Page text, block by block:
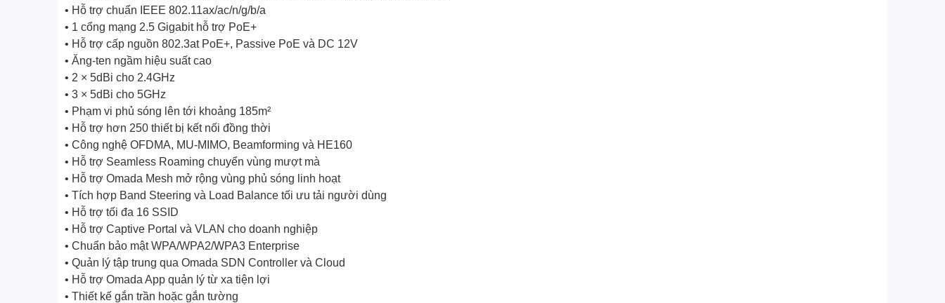
• Hỗ trợ chuẩn IEEE 802.11ax/ac/n/g/b/a
• 1 cổng mạng 2.5 Gigabit hỗ trợ PoE+
• Hỗ trợ cấp nguồn 802.3at PoE+, Passive PoE và DC 12V
• Ăng-ten ngầm hiệu suất cao
• 2 × 5dBi cho 2.4GHz
• 3 × 5dBi cho 5GHz
• Phạm vi phủ sóng lên tới khoảng 185m²
• Hỗ trợ hơn 250 thiết bị kết nối đồng thời
• Công nghệ OFDMA, MU-MIMO, Beamforming và HE160
• Hỗ trợ Seamless Roaming chuyển vùng mượt mà
• Hỗ trợ Omada Mesh mở rộng vùng phủ sóng linh hoạt
• Tích hợp Band Steering và Load Balance tối ưu tải người dùng
• Hỗ trợ tối đa 16 SSID
• Hỗ trợ Captive Portal và VLAN cho doanh nghiệp
• Chuẩn bảo mật WPA/WPA2/WPA3 Enterprise
• Quản lý tập trung qua Omada SDN Controller và Cloud
• Hỗ trợ Omada App quản lý từ xa tiện lợi
• Thiết kế gắn trần hoặc gắn tường